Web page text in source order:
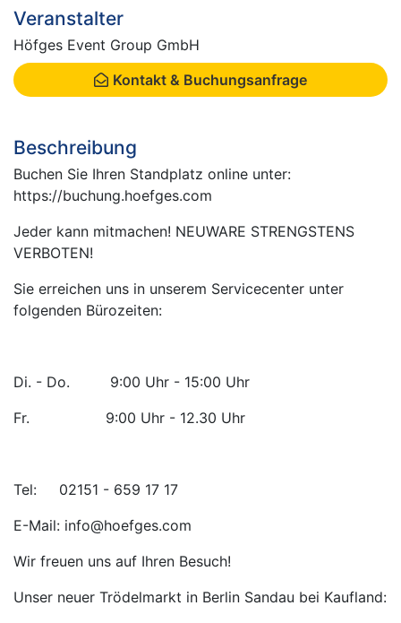
Veranstalter
Höfges Event Group GmbH
Kontakt & Buchungsanfrage
Beschreibung
Buchen Sie Ihren Standplatz online unter:
https://buchung.hoefges.com
Jeder kann mitmachen! NEUWARE STRENGSTENS
VERBOTEN!
Sie erreichen uns in unserem Servicecenter unter
folgenden Bürozeiten:
Di. - Do. 9:00 Uhr - 15:00 Uhr
Fr. 9:00 Uhr - 12.30 Uhr
Tel: 02151 - 659 17 17
E-Mail: info@hoefges.com
Wir freuen uns auf Ihren Besuch!
Unser neuer Trödelmarkt in Berlin Sandau bei Kaufland: